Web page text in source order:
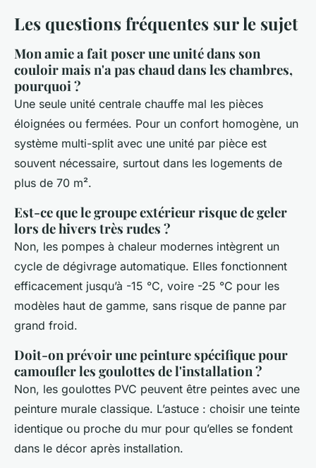
Les questions fréquentes sur le sujet
Mon amie a fait poser une unité dans son
couloir mais n'a pas chaud dans les chambres,
pourquoi ?
Une seule unité centrale chauffe mal les pièces
éloignées ou fermées. Pour un confort homogène, un
système multi-split avec une unité par pièce est
souvent nécessaire, surtout dans les logements de
plus de 70 m².
Est-ce que le groupe extérieur risque de geler
lors de hivers très rudes ?
Non, les pompes à chaleur modernes intègrent un
cycle de dégivrage automatique. Elles fonctionnent
efficacement jusqu’à -15 °C, voire -25 °C pour les
modèles haut de gamme, sans risque de panne par
grand froid.
Doit-on prévoir une peinture spécifique pour
camoufler les goulottes de l'installation ?
Non, les goulottes PVC peuvent être peintes avec une
peinture murale classique. L’astuce : choisir une teinte
identique ou proche du mur pour qu’elles se fondent
dans le décor après installation.